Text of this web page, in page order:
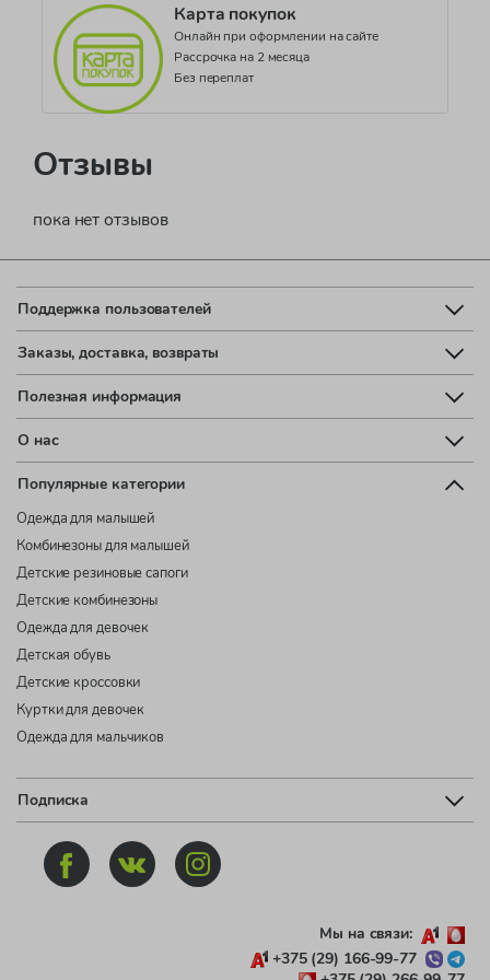
Карта покупок
Онлайн при оформлении на сайте
Рассрочка на 2 месяца
Без переплат
Отзывы
пока нет отзывов
Поддержка пользователей
Заказы, доставка, возвраты
Полезная информация
О нас
Популярные категории
Одежда для малышей
Комбинезоны для малышей
Детские резиновые сапоги
Детские комбинезоны
Одежда для девочек
Детская обувь
Детские кроссовки
Куртки для девочек
Одежда для мальчиков
Подписка
Мы на связи:
+375 (29) 166-99-77